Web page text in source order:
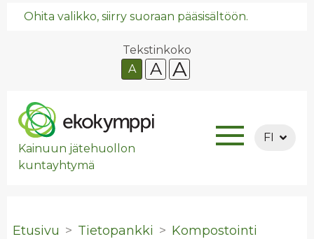
Ohita valikko, siirry suoraan pääsisältöön.
Tekstinkoko
A
A A
Kainuun jätehuollon
kuntayhtymä
FI
Etusivu Tietopankki
Kompostointi